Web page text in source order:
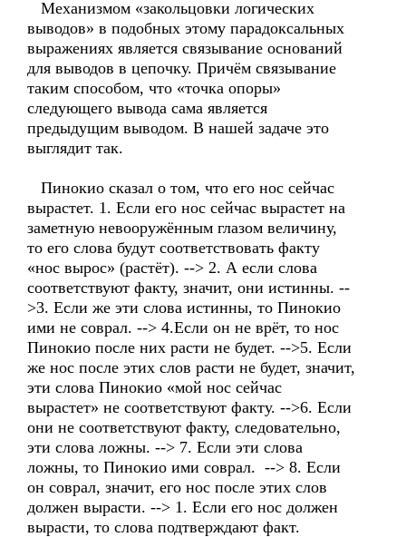
Механизмом «закольцовки логических
выводов» в подобных этому парадоксальных
выражениях является связывание оснований
для выводов в цепочку. Причём связывание
таким способом, что «точка опоры»
следующего вывода сама является
предыдущим выводом. В нашей задаче это
выглядит так.
Пинокио сказал о том, что его нос сейчас
вырастет. 1. Если его нос сейчас вырастет на
заметную невооружённым глазом величину,
то его слова будут соответствовать факту
«нос вырос» (растёт). --> 2. А если слова
соответствуют факту, значит, они истинны. --
>3. Если же эти слова истинны, то Пинокио
ими не соврал. --> 4.Если он не врёт, то нос
Пинокио после них расти не будет. -->5. Если
же нос после этих слов расти не будет, значит,
эти слова Пинокио «мой нос сейчас
вырастет» не соответствуют факту. -->6. Если
они не соответствуют факту, следовательно,
эти слова ложны. --> 7. Если эти слова
ложны, то Пинокио ими соврал. --> 8. Если
он соврал, значит, его нос после этих слов
должен вырасти. --> 1. Если его нос должен
вырасти, то слова подтверждают факт.